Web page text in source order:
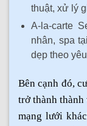
thuật, xử lý
A-la-carte
nhân, spa
dẹp theo
Bên cạnh đó,
trở thành
mạng lưới